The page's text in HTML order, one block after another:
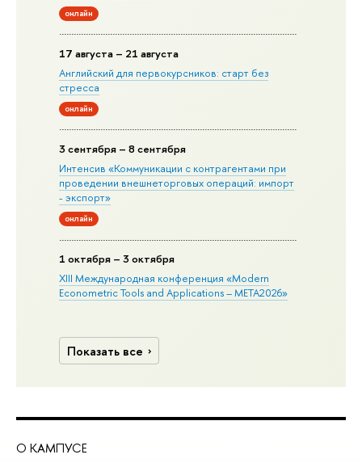
онлайн
17 августа – 21 августа
Английский для первокурсников: старт без
стресса
онлайн
3 сентября – 8 сентября
Интенсив «Коммуникации с контрагентами при
проведении внешнеторговых операций: импорт
- экспорт»
онлайн
1 октября – 3 октября
XIII Международная конференция «Modern
Econometric Tools and Applications – META2026»
Показать все
О КАМПУСЕ